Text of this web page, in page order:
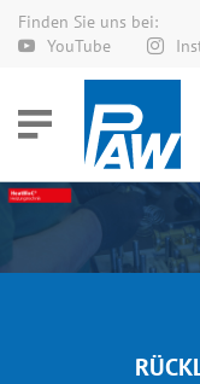
Finden Sie uns bei:
YouTube
Direkt